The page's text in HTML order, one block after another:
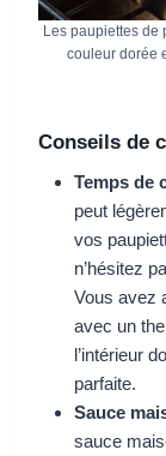
Les paupiettes de
couleur dorée
Conseils de
Temps de
peut
vos
n’hésitez
Vous avez
avec un
l’intérieur
parfaite.
Sauce
sauce